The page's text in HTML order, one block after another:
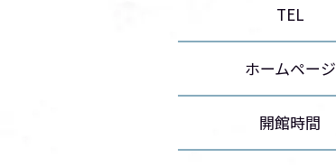
TEL
ホームページ
開館時間